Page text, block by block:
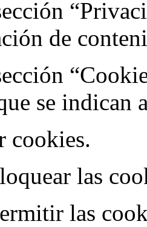
de
se indican
cookies.
las
las